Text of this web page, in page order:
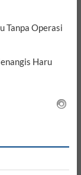
Tanpa Operasi
Haru